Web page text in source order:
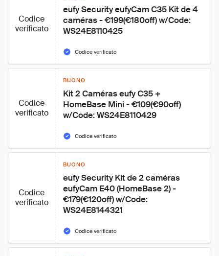
Codice
verificato
eufy Security eufyCam C35 Kit de 4
caméras - €199(€180off) w/Code:
WS24E8110425
Codice verificato
Codice
verificato
BUONO
Kit 2 Caméras eufy C35 +
HomeBase Mini - €109(€90off)
w/Code: WS24E8110429
Codice verificato
Codice
verificato
BUONO
eufy Security Kit de 2 caméras
eufyCam E40 (HomeBase 2) -
€179(€120off) w/Code:
WS24E8144321
Codice verificato